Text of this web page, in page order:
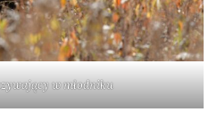
w młodniku